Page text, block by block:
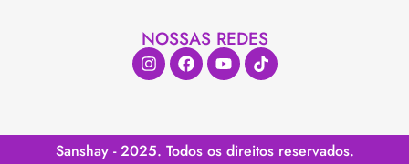
NOSSAS REDES
Sanshay - 2025. Todos os direitos reservados.